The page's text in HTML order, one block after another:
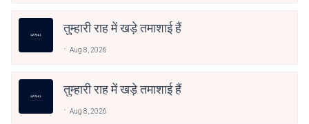
तुम्हारी राह में खड़े तमाशाई हैं
Aug 8, 2026
तुम्हारी राह में खड़े तमाशाई हैं
Aug 8, 2026